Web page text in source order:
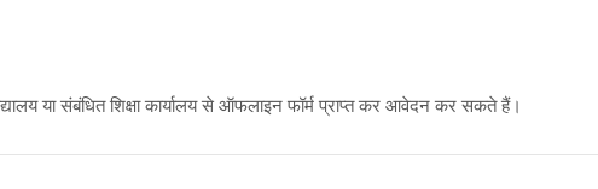
या संबंधित शिक्षा कार्यालय से ऑफलाइन फॉर्म प्राप्त कर आवेदन कर सकते हैं।